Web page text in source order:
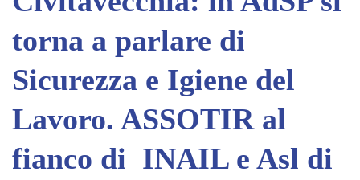
torna a parlare di
Sicurezza e Igiene del
Lavoro. ASSOTIR al
fianco di INAIL e Asl di